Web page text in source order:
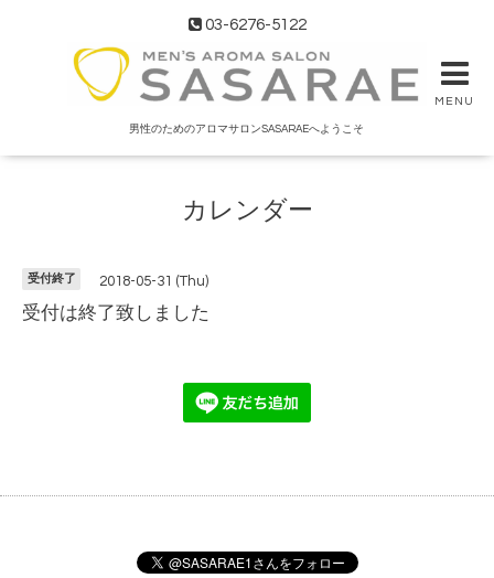
03-6276-5122
MENU
男性のためのアロマサロンSASARAEへようこそ
カレンダー
受付終了 2018-05-31 (Thu)
受付は終了致しました